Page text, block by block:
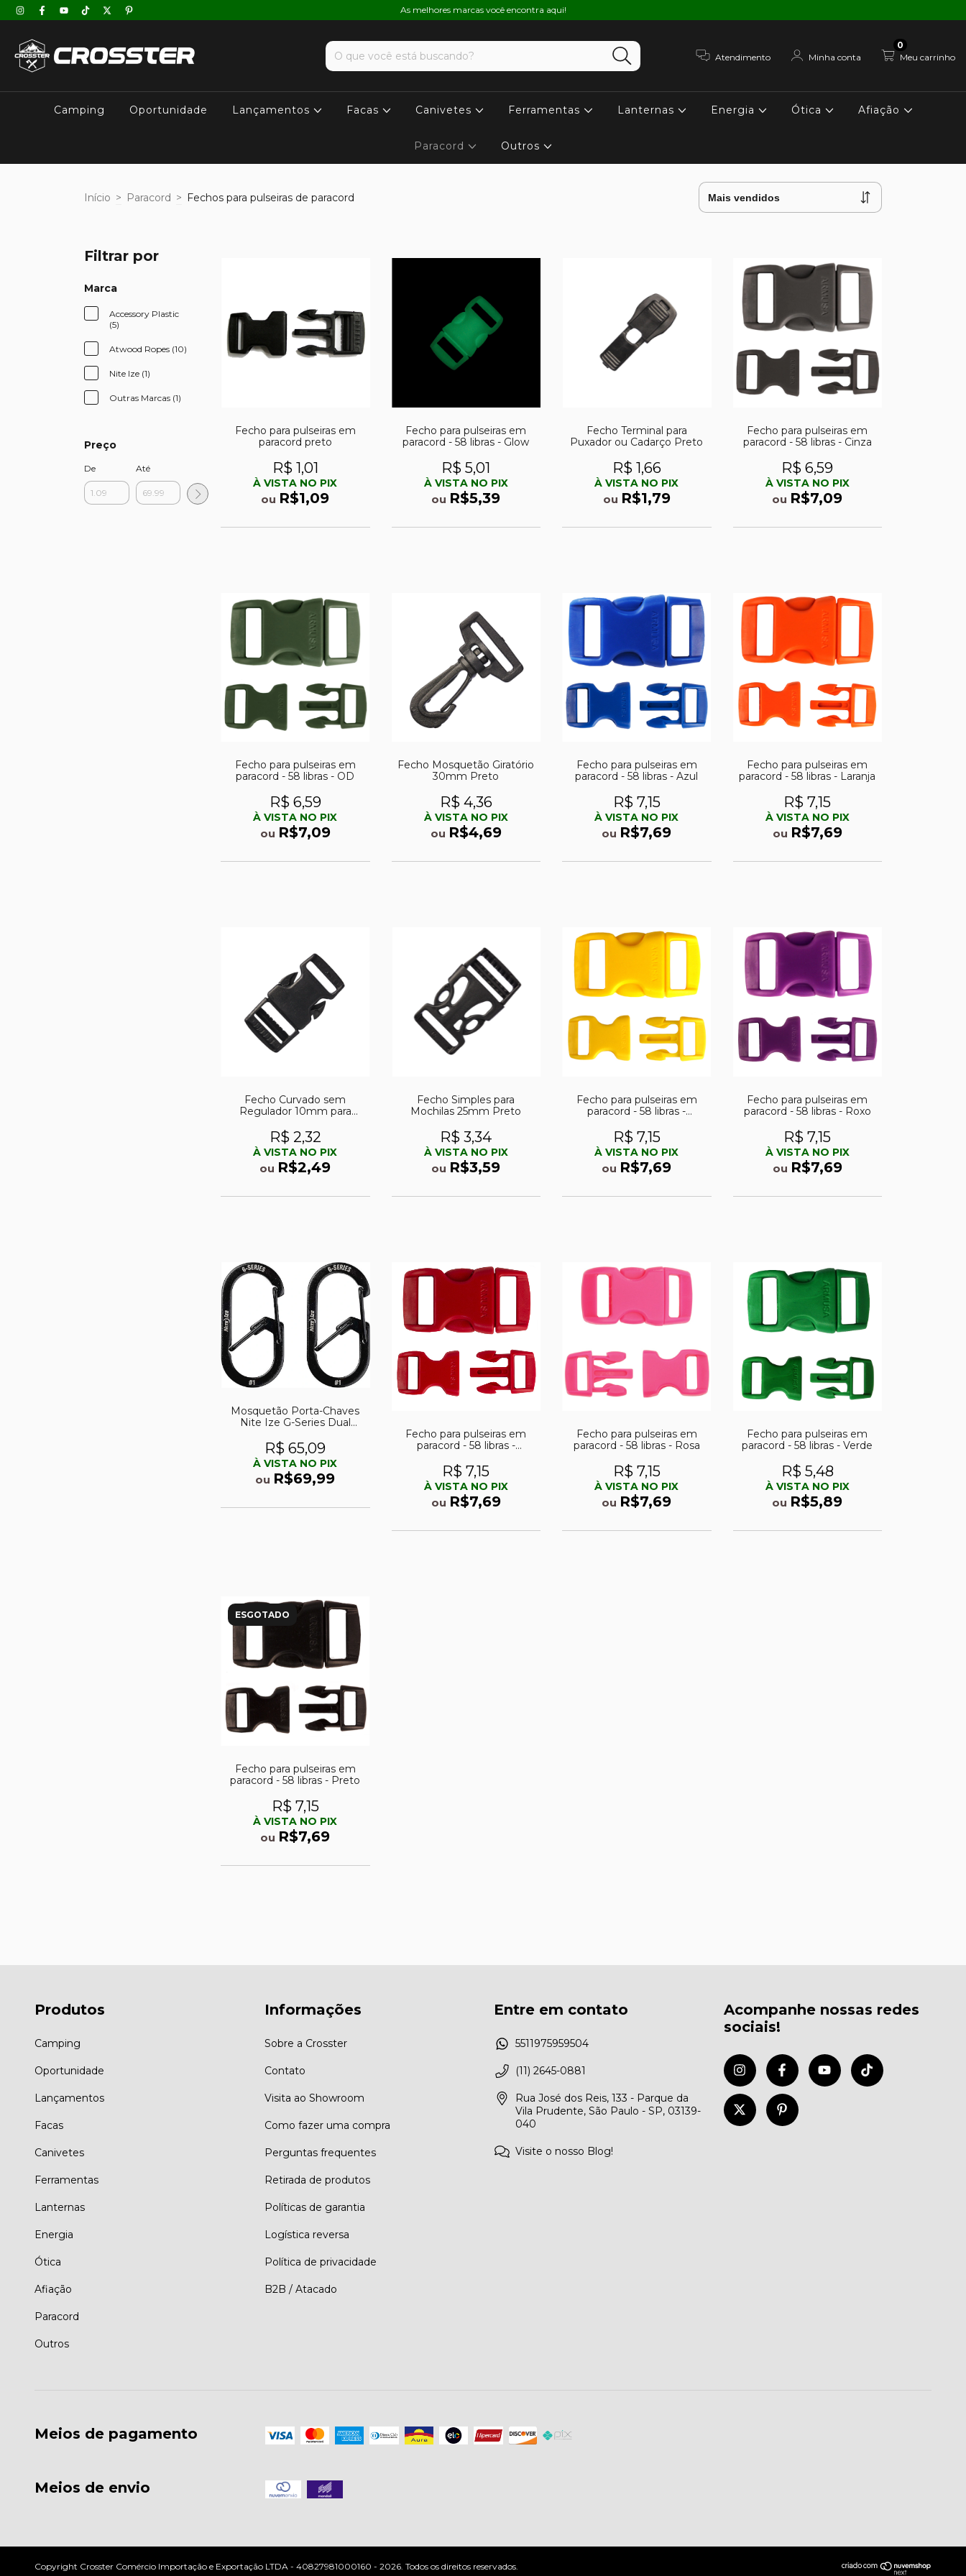
As melhores marcas você encontra aqui!
Atendimento Minha conta Meu carrinho
0
Camping Oportunidade Lançamentos Facas Canivetes Ferramentas Lanternas Energia Ótica Afiação
Paracord Outros
Início > Paracord > Fechos para pulseiras de paracord
Filtrar por
Marca
Accessory Plastic
(5)
Atwood Ropes (10)
Nite Ize (1)
Outras Marcas (1)
Preço
De Até
Fecho para pulseiras em
paracord preto
R$ 1,01
À VISTA NO PIX
ou R$1,09
Fecho para pulseiras em
paracord - 58 libras - Glow
R$ 5,01
À VISTA NO PIX
ou R$5,39
Fecho Terminal para
Puxador ou Cadarço Preto
R$ 1,66
À VISTA NO PIX
ou R$1,79
Fecho para pulseiras em
paracord - 58 libras - Cinza
R$ 6,59
À VISTA NO PIX
ou R$7,09
Fecho para pulseiras em
paracord - 58 libras - OD
R$ 6,59
À VISTA NO PIX
ou R$7,09
Fecho Mosquetão Giratório
30mm Preto
R$ 4,36
À VISTA NO PIX
ou R$4,69
Fecho para pulseiras em
paracord - 58 libras - Azul
R$ 7,15
À VISTA NO PIX
ou R$7,69
Fecho para pulseiras em
paracord - 58 libras - Laranja
R$ 7,15
À VISTA NO PIX
ou R$7,69
Fecho Curvado sem
Regulador 10mm para
R$ 2,32
À VISTA NO PIX
ou R$2,49
Fecho Simples para
Mochilas 25mm Preto
R$ 3,34
À VISTA NO PIX
ou R$3,59
Fecho para pulseiras em
paracord - 58 libras -
R$ 7,15
À VISTA NO PIX
ou R$7,69
Fecho para pulseiras em
paracord - 58 libras - Roxo
R$ 7,15
À VISTA NO PIX
ou R$7,69
Mosquetão Porta-Chaves
Nite Ize G-Series Dual
com duas unidades
R$ 65,09
À VISTA NO PIX
ou R$69,99
Fecho para pulseiras em
paracord - 58 libras -
R$ 7,15
À VISTA NO PIX
ou R$7,69
Fecho para pulseiras em
paracord - 58 libras - Rosa
R$ 7,15
À VISTA NO PIX
ou R$7,69
Fecho para pulseiras em
paracord - 58 libras - Verde
R$ 5,48
À VISTA NO PIX
ou R$5,89
ESGOTADO
Fecho para pulseiras em
paracord - 58 libras - Preto
R$ 7,15
À VISTA NO PIX
ou R$7,69
Produtos
Camping
Oportunidade
Lançamentos
Facas
Canivetes
Ferramentas
Lanternas
Energia
Ótica
Afiação
Paracord
Outros
Informações
Sobre a Crosster
Contato
Visita ao Showroom
Como fazer uma compra
Perguntas frequentes
Retirada de produtos
Políticas de garantia
Logística reversa
Política de privacidade
B2B / Atacado
Entre em contato
5511975959504
(11) 2645-0881
Rua José dos Reis, 133 - Parque da
Vila Prudente, São Paulo - SP, 03139-
040
Visite o nosso Blog!
Acompanhe nossas redes
sociais!
Meios de pagamento
Meios de envio
Copyright Crosster Comércio Importação e Exportação LTDA - 40827981000160 - 2026. Todos os direitos reservados.